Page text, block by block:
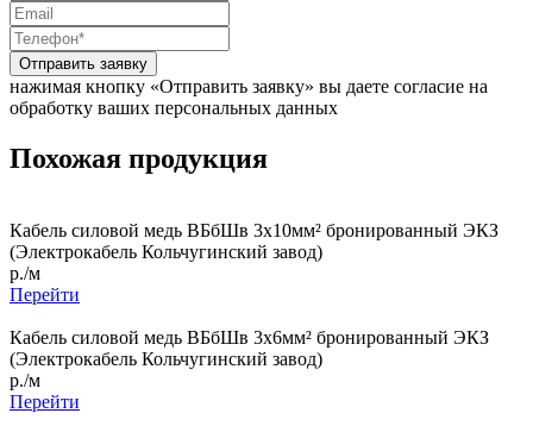
Отправить заявку
нажимая кнопку «Отправить заявку» вы даете согласие на
обработку ваших персональных данных
Похожая продукция
Кабель силовой медь ВБбШв 3x10мм² бронированный ЭКЗ
(Электрокабель Кольчугинский завод)
р./м
Перейти
Кабель силовой медь ВБбШв 3x6мм² бронированный ЭКЗ
(Электрокабель Кольчугинский завод)
р./м
Перейти